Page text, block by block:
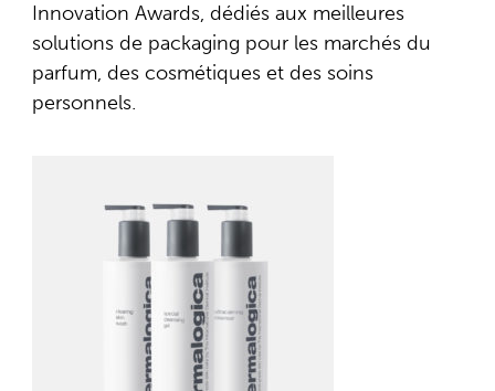
Innovation Awards, dédiés aux meilleures
solutions de packaging pour les marchés du
parfum, des cosmétiques et des soins
personnels.